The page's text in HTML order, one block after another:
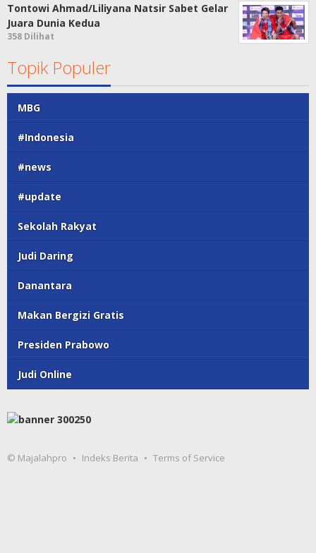
Tontowi Ahmad/Liliyana Natsir Sabet Gelar
Juara Dunia Kedua
358 Dilihat
Topik Populer
MBG
#Indonesia
#news
#update
Sekolah Rakyat
Judi Daring
Danantara
Makan Bergizi Gratis
Presiden Prabowo
Judi Online
© Majalahpro Indeks Berita Terms of Service